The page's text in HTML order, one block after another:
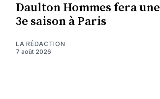
Daulton Hommes fera une
3e saison à Paris
LA RÉDACTION
7 août 2026